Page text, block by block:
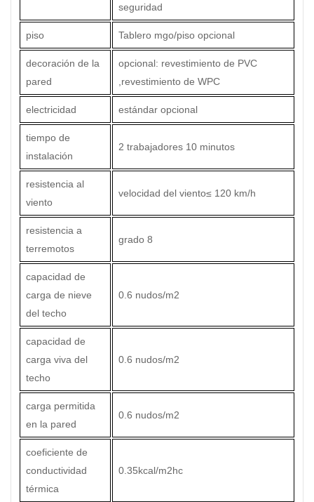
seguridad
piso Tablero mgo/piso opcional
decoración de la
pared
opcional: revestimiento de PVC
,revestimiento de WPC
electricidad estándar opcional
tiempo de
instalación
2 trabajadores 10 minutos
resistencia al
viento
velocidad del viento≤ 120 km/h
resistencia a
terremotos
grado 8
capacidad de
carga de nieve
del techo
0.6 nudos/m2
capacidad de
carga viva del
techo
0.6 nudos/m2
carga permitida
en la pared
0.6 nudos/m2
coeficiente de
conductividad
térmica
0.35kcal/m2hc